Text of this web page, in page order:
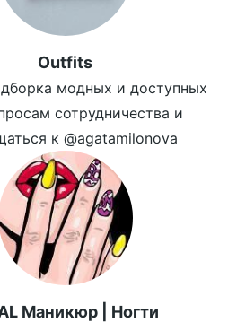
Outfits
модных и доступных
сотрудничества и
к @agatamilonova
Маникюр | Ногти